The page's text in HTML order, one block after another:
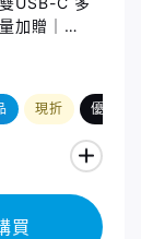
加贈｜
SD
SD 轉卡）
現折 優惠加購
買